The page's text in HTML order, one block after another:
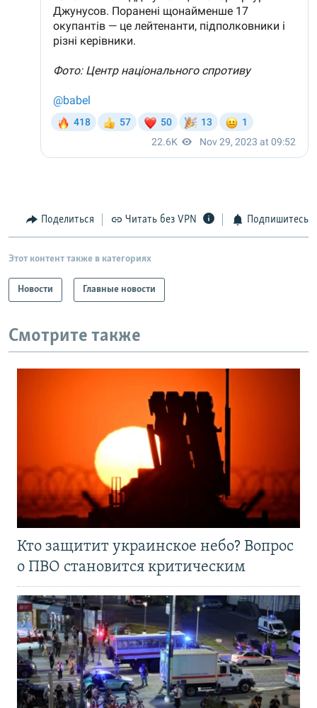
Поделиться Читать без VPN Подпишитесь
Этот контент также в категориях
Новости Главные новости
Смотрите также
Кто защитит украинское небо? Вопрос
о ПВО становится критическим